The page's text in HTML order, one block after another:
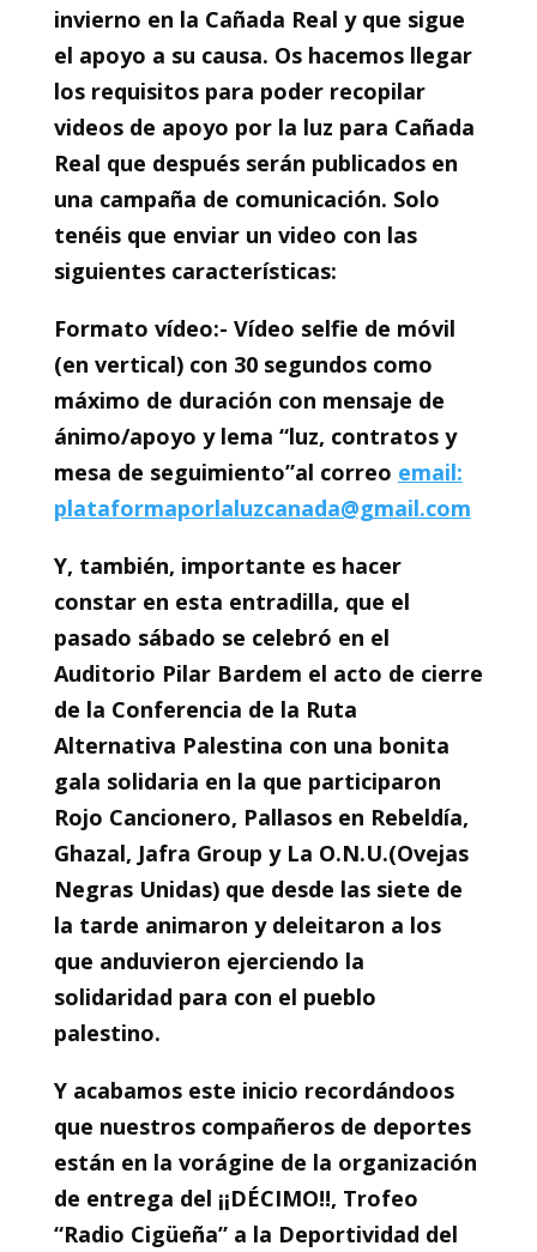
invierno en la Cañada Real y que sigue
el apoyo a su causa. Os hacemos llegar
los requisitos para poder recopilar
videos de apoyo por la luz para Cañada
Real que después serán publicados en
una campaña de comunicación. Solo
tenéis que enviar un video con las
siguientes características:
Formato vídeo:- Vídeo selfie de móvil
(en vertical) con 30 segundos como
máximo de duración con mensaje de
ánimo/apoyo y lema “luz, contratos y
mesa de seguimiento”al correo email:
plataformaporlaluzcanada@gmail.com
Y, también, importante es hacer
constar en esta entradilla, que el
pasado sábado se celebró en el
Auditorio Pilar Bardem el acto de cierre
de la Conferencia de la Ruta
Alternativa Palestina con una bonita
gala solidaria en la que participaron
Rojo Cancionero, Pallasos en Rebeldía,
Ghazal, Jafra Group y La O.N.U.(Ovejas
Negras Unidas) que desde las siete de
la tarde animaron y deleitaron a los
que anduvieron ejerciendo la
solidaridad para con el pueblo
palestino.
Y acabamos este inicio recordándoos
que nuestros compañeros de deportes
están en la vorágine de la organización
de entrega del ¡¡DÉCIMO!!, Trofeo
“Radio Cigüeña” a la Deportividad del